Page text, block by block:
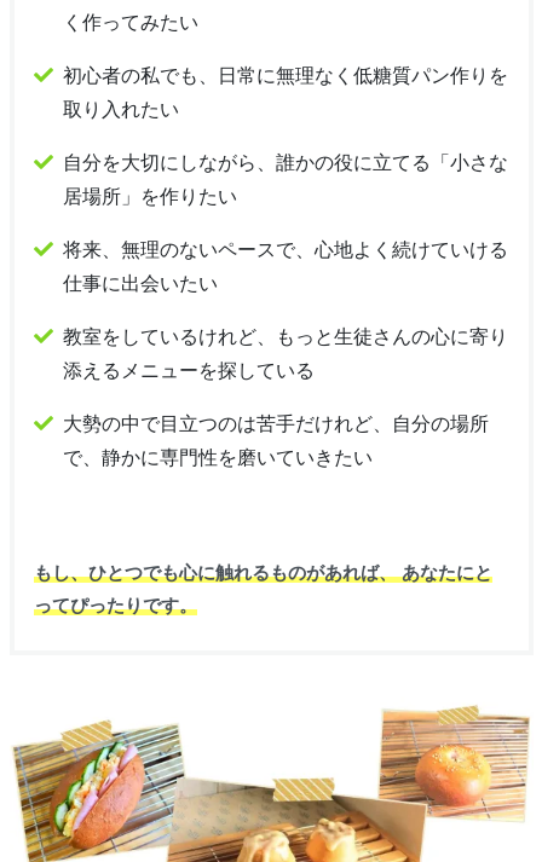
く作ってみたい
初心者の私でも、日常に無理なく低糖質パン作りを
取り入れたい
自分を大切にしながら、誰かの役に立てる「小さな
居場所」を作りたい
将来、無理のないペースで、心地よく続けていける
仕事に出会いたい
教室をしているけれど、もっと生徒さんの心に寄り
添えるメニューを探している
大勢の中で目立つのは苦手だけれど、自分の場所
で、静かに専門性を磨いていきたい
もし、ひとつでも心に触れるものがあれば、 あなたにと
ってぴったりです。